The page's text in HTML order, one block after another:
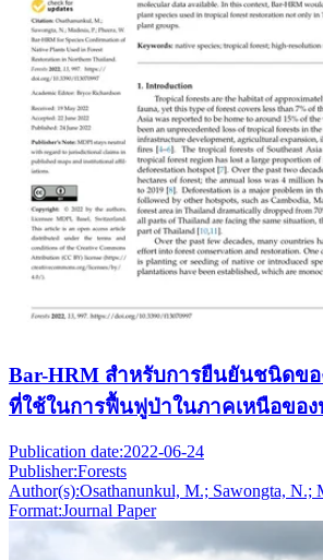
Bar-HRM สำหรับการยืนยันชนิดข
ที่ใช้ในการฟื้นฟูป่าในภาคเหนือของ
Publication date:2022-06-24
Publisher:Forests
Author(s):Osathanunkul, M.; Sawongta, N.;
Format:Journal Paper